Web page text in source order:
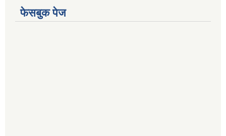
फेसबुक पेज